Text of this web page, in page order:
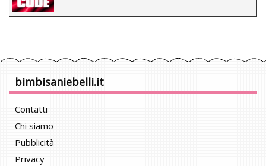
bimbisaniebelli.it
Contatti
Chi siamo
Pubblicità
Privacy